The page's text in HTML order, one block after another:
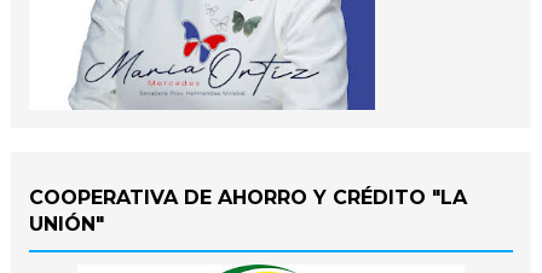
COOPERATIVA DE AHORRO Y CRÉDITO "LA
UNIÓN"